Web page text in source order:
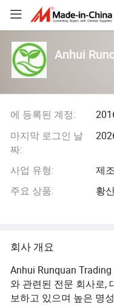
Anhui
에 등록된 계정:
마지막 로그인 날
짜:
사업 유형:
제
주요 상품:
황
회사 개요
Anhui Runquan
와 관련된 전문 회사로,
보하고 있으며 높은 명